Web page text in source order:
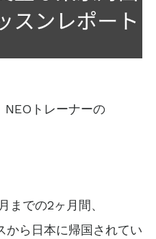
NEOトレーナーの
までの2ヶ月間、
から日本に帰国されてい